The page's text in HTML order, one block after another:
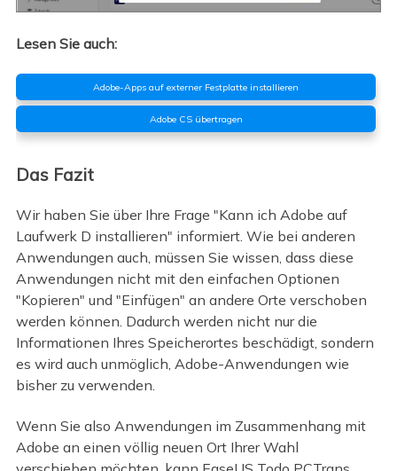
Lesen Sie auch:
Adobe-Apps auf externer Festplatte installieren
Adobe CS übertragen
Das Fazit
Wir haben Sie über Ihre Frage "Kann ich Adobe auf
Laufwerk D installieren" informiert. Wie bei anderen
Anwendungen auch, müssen Sie wissen, dass diese
Anwendungen nicht mit den einfachen Optionen
"Kopieren" und "Einfügen" an andere Orte verschoben
werden können. Dadurch werden nicht nur die
Informationen Ihres Speicherortes beschädigt, sondern
es wird auch unmöglich, Adobe-Anwendungen wie
bisher zu verwenden.
Wenn Sie also Anwendungen im Zusammenhang mit
Adobe an einen völlig neuen Ort Ihrer Wahl